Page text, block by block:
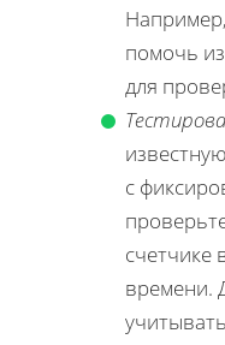
помочь
для
с
счетчике
времени.